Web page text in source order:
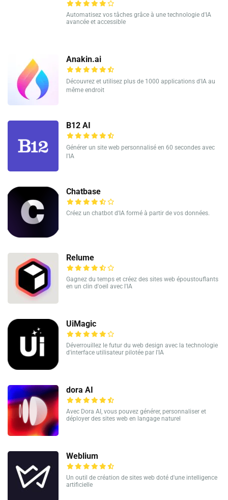
Automatisez vos tâches grâce à une technologie d'IA
avancée et accessible
Anakin.ai
Découvrez et utilisez plus de 1000 applications d'IA au
même endroit
B12 AI
Générer un site web personnalisé en 60 secondes avec
l'IA
Chatbase
Créez un chatbot d'IA formé à partir de vos données.
Relume
Gagnez du temps et créez des sites web époustouflants
en un clin d'oeil avec l'IA
UiMagic
Déverrouillez le futur du web design avec la technologie
d'interface utilisateur pilotée par l'IA
dora AI
Avec Dora AI, vous pouvez générer, personnaliser et
déployer des sites web en langage naturel
Weblium
Un outil de création de sites web doté d'une intelligence
artificielle